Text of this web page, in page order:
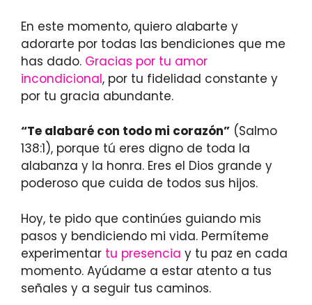
En este momento, quiero alabarte y
adorarte por todas las bendiciones que me
has dado. Gracias por tu amor
incondicional, por tu fidelidad constante y
por tu gracia abundante.
“Te alabaré con todo mi corazón” (Salmo
138:1), porque tú eres digno de toda la
alabanza y la honra. Eres el Dios grande y
poderoso que cuida de todos sus hijos.
Hoy, te pido que continúes guiando mis
pasos y bendiciendo mi vida. Permíteme
experimentar tu presencia y tu paz en cada
momento. Ayúdame a estar atento a tus
señales y a seguir tus caminos.